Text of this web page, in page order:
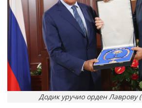
Додик уручио орден Лаврову